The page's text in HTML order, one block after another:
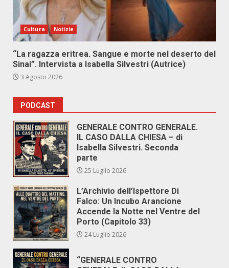
Cultura Notizie
“La ragazza eritrea. Sangue e morte nel deserto del
Sinai”. Intervista a Isabella Silvestri (Autrice)
3 Agosto 2026
PODCAST
GENERALE CONTRO GENERALE.
IL CASO DALLA CHIESA – di
Isabella Silvestri. Seconda
parte
25 Luglio 2026
L’Archivio dell’Ispettore Di
Falco: Un Incubo Arancione
Accende la Notte nel Ventre del
Porto (Capitolo 33)
24 Luglio 2026
“GENERALE CONTRO